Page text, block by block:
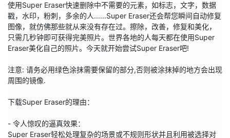
使用Super Eraser快速删除中不需要的元素，如标志，文字，数据
戳，水印，粉刺，多余的人......Super Eraser还会帮您瞬间自动修复
图像，就仿佛那些就从来没有存在过。擦除，改善，修复和美化，
只需几秒钟即可获得完美照片。世界各地的人每天都在使用Super
Eraser美化自己的照片。今天就开始尝试Super Eraser吧!
注意: 请务必用绿色涂抹需要保留的部分,否则被涂抹掉的地方会出现
周围的镜像.
下载Super Eraser的理由：
- 令人惊叹的逼真效果：
Super Eraser轻松处理复杂的场景或不规则形状并且利用被选择对